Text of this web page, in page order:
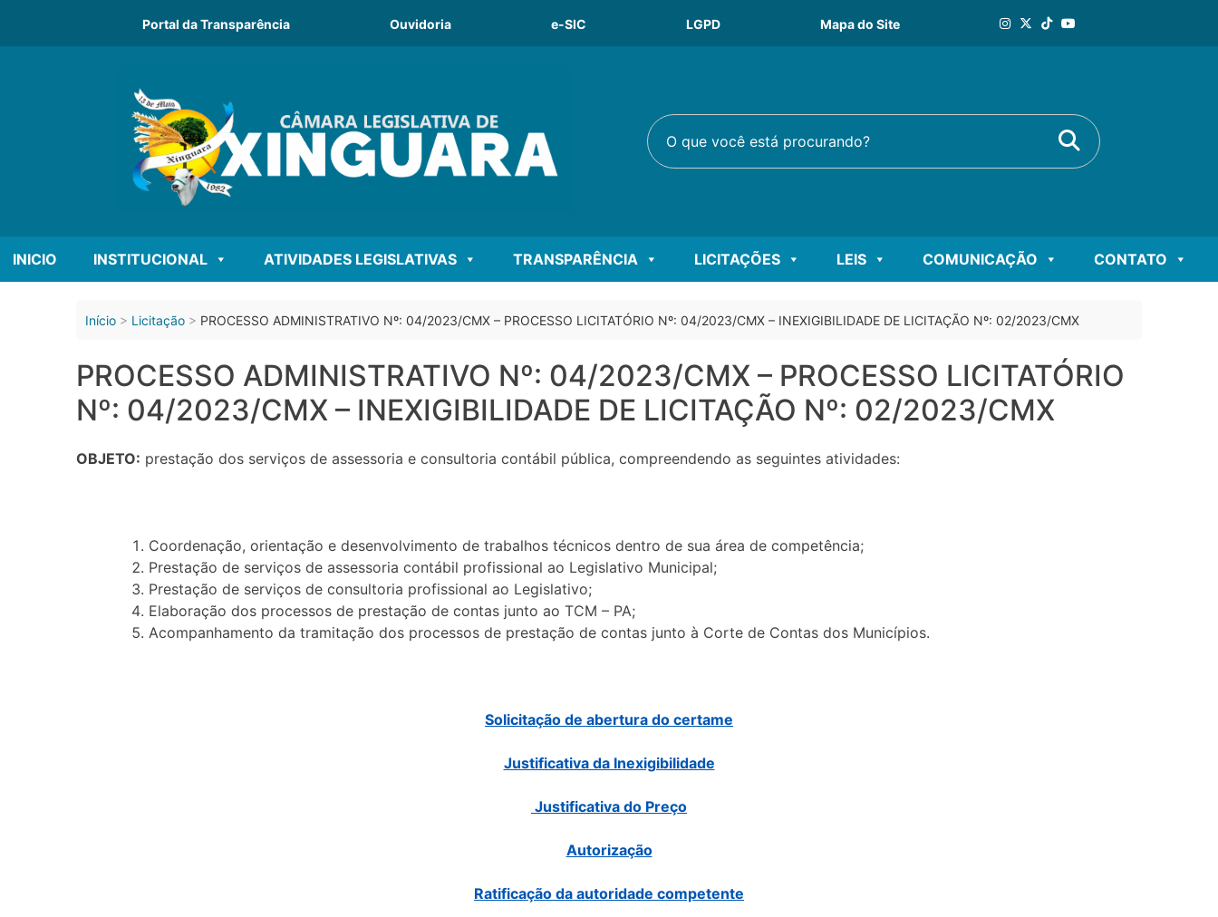
Portal da Transparência Ouvidoria e-SIC LGPD Mapa do Site
O que você está procurando? Buscar
INICIO INSTITUCIONAL ATIVIDADES LEGISLATIVAS TRANSPARÊNCIA LICITAÇÕES LEIS COMUNICAÇÃO CONTATO
Início Licitação PROCESSO ADMINISTRATIVO Nº: 04/2023/CMX – PROCESSO LICITATÓRIO Nº: 04/2023/CMX – INEXIGIBILIDADE DE LICITAÇÃO Nº: 02/2023/CMX
PROCESSO ADMINISTRATIVO Nº: 04/2023/CMX – PROCESSO LICITATÓRIO
Nº: 04/2023/CMX – INEXIGIBILIDADE DE LICITAÇÃO Nº: 02/2023/CMX
OBJETO: prestação dos serviços de assessoria e consultoria contábil pública, compreendendo as seguintes atividades:
Coordenação, orientação e desenvolvimento de trabalhos técnicos dentro de sua área de competência;
Prestação de serviços de assessoria contábil profissional ao Legislativo Municipal;
Prestação de serviços de consultoria profissional ao Legislativo;
Elaboração dos processos de prestação de contas junto ao TCM – PA;
Acompanhamento da tramitação dos processos de prestação de contas junto à Corte de Contas dos Municípios.
Solicitação de abertura do certame
Justificativa da Inexigibilidade
Justificativa do Preço
Autorização
Ratificação da autoridade competente